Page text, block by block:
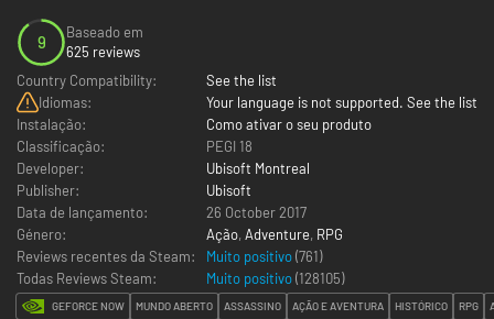
9
Baseado em
625 reviews
Country Compatibility:
See the list
Idiomas:
Your language is not supported. See the list
Instalação:
Como ativar o seu produto
Classificação:
PEGI 18
Developer:
Ubisoft Montreal
Publisher:
Ubisoft
Data de lançamento:
26 October 2017
Género:
Ação, Adventure, RPG
Reviews recentes da Steam:
Muito positivo(761)
Todas Reviews Steam:
Muito positivo(128105)
GEFORCE NOW MUNDO ABERTO ASSASSINO AÇÃO E AVENTURA HISTÓRICO RPG